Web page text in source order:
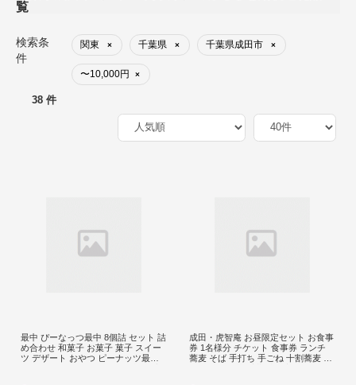
覧
検索条
件
関東 × 千葉県 × 千葉県成田市 ×
〜10,000円 ×
38 件
最中 ぴーなっつ最中 8個詰 セット 詰
め合わせ 和菓子 お菓子 菓子 スイー
ツ デザート おやつ ピーナッツ最中
成田・虎智庵 お昼限定セット お食事
券 1名様分 チケット 食事券 ランチ
蕎麦 そば 手打ち 手ごね 十割蕎麦 天